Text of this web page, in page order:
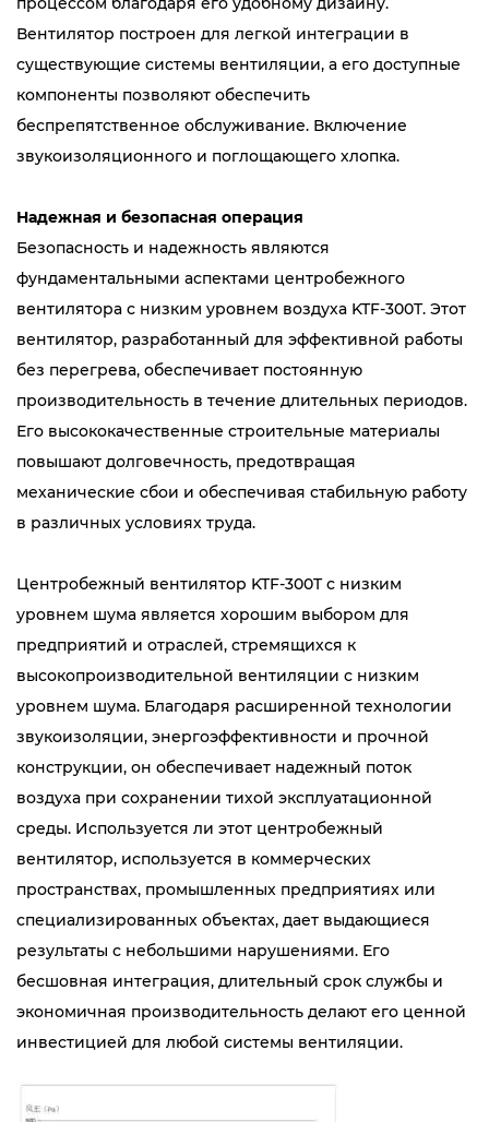
Вентилятор построен для легкой интеграции в
существующие системы вентиляции, а его доступные
компоненты позволяют обеспечить
беспрепятственное обслуживание. Включение
звукоизоляционного и поглощающего хлопка.
Надежная и безопасная операция
Безопасность и надежность являются
фундаментальными аспектами центробежного
вентилятора с низким уровнем воздуха KTF-300T. Этот
вентилятор, разработанный для эффективной работы
без перегрева, обеспечивает постоянную
производительность в течение длительных периодов.
Его высококачественные строительные материалы
повышают долговечность, предотвращая
механические сбои и обеспечивая стабильную работу
в различных условиях труда.
Центробежный вентилятор KTF-300T с низким
уровнем шума является хорошим выбором для
предприятий и отраслей, стремящихся к
высокопроизводительной вентиляции с низким
уровнем шума. Благодаря расширенной технологии
звукоизоляции, энергоэффективности и прочной
конструкции, он обеспечивает надежный поток
воздуха при сохранении тихой эксплуатационной
среды. Используется ли этот центробежный
вентилятор, используется в коммерческих
пространствах, промышленных предприятиях или
специализированных объектах, дает выдающиеся
результаты с небольшими нарушениями. Его
бесшовная интеграция, длительный срок службы и
экономичная производительность делают его ценной
инвестицией для любой системы вентиляции.